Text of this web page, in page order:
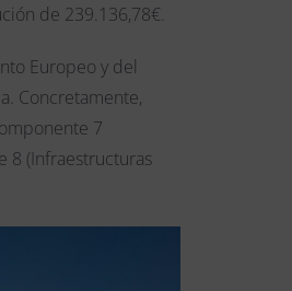
de 239.136,78€.
Europeo y del
Concretamente,
7
8 (Infraestructuras